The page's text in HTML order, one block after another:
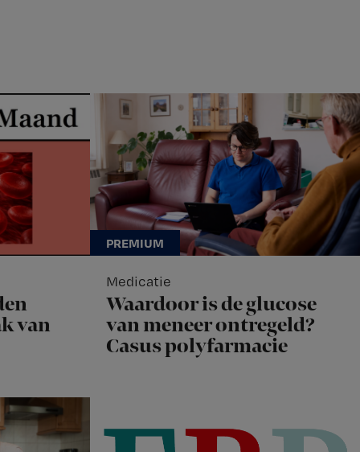
van
Medicatie
Waardoor is de glucose
van meneer ontregeld?
Casus polyfarmacie